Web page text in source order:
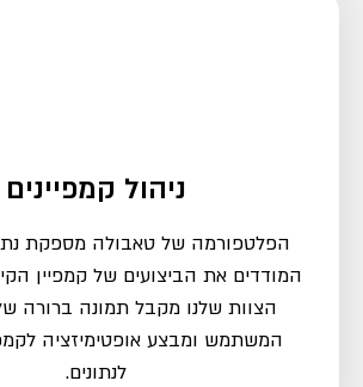
ניהול קמפיינים
הפלטפורמה של טאבולה מספקת
המודדים את הביצועים של קמפיין
הצוות שלנו מקבל תמונה ברורה
המשתמש ומבצע אופטימיזציה
לנתונים.